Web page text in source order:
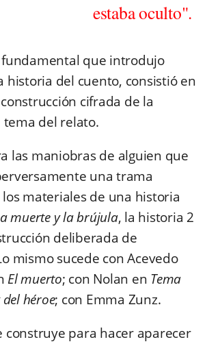
estaba oculto".
que introdujo
historia del cuento, consistió en
cifrada de la
tema del relato.
las maniobras de alguien que
una trama
materiales de una historia
muerte y la brújula, la historia 2
deliberada de
mismo sucede con Acevedo
El muerto; con Nolan en Tema
héroe; con Emma Zunz.
construye para hacer aparecer